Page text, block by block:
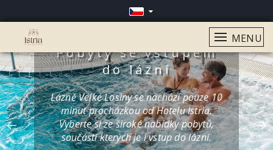
MENU
Pobyty se vstupem
do lázní
Lázně Velké Losiny se nachází pouze 10
minut procházkou od Hotelu Istria.
Vyberte si ze široké nabídky pobytů,
součástí kterých je i vstup do lázní.